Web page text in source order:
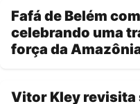
Fafá de Belém
celebrando uma
força da
Vitor Kley revisita